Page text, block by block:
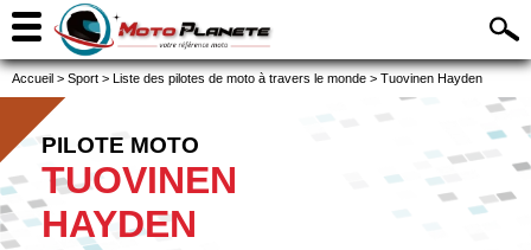
Accueil > Sport > Liste des pilotes de moto à travers le monde > Tuovinen Hayden
PILOTE MOTO
TUOVINEN
HAYDEN